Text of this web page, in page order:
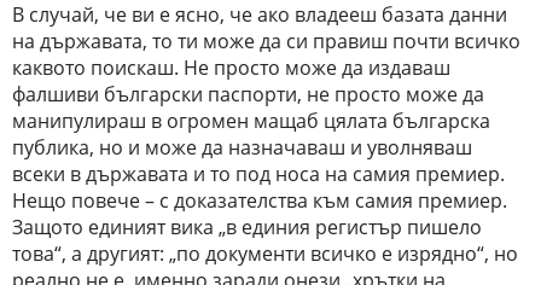
В случай, че ви е ясно, че ако владееш базата данни
на държавата, то ти може да си правиш почти всичко
каквото поискаш. Не просто може да издаваш
фалшиви български паспорти, не просто може да
манипулираш в огромен мащаб цялата българска
публика, но и може да назначаваш и уволняваш
всеки в държавата и то под носа на самия премиер.
Нещо повече – с доказателства към самия премиер.
Защото единият вика „в единия регистър пишело
това“, а другият: „по документи всичко е изрядно“, но